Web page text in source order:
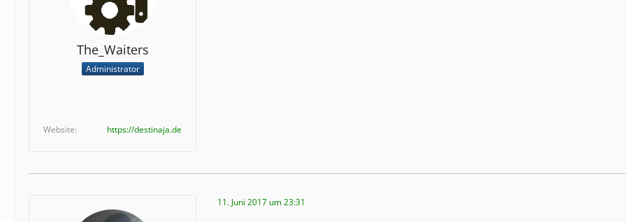
The_Waiters
Administrator
Website https://destinaja.de
11. Juni 2017 um 23:31